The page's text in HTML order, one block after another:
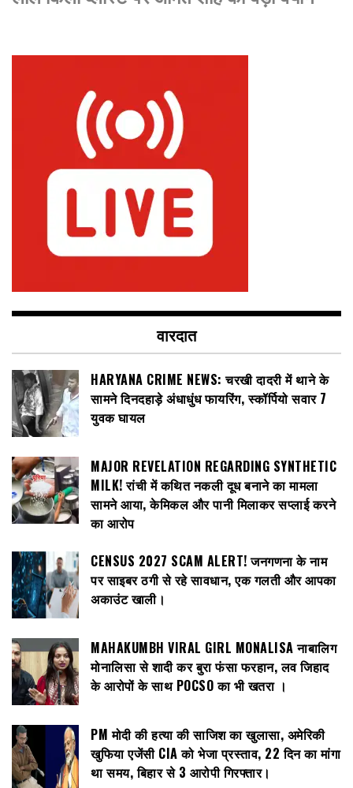
वारदात
HARYANA CRIME NEWS: चरखी दादरी में थाने के
सामने दिनदहाड़े अंधाधुंध फायरिंग, स्कॉर्पियो सवार 7
युवक घायल
MAJOR REVELATION REGARDING SYNTHETIC
MILK! रांची में कथित नकली दूध बनाने का मामला
सामने आया, केमिकल और पानी मिलाकर सप्लाई करने
का आरोप
CENSUS 2027 SCAM ALERT! जनगणना के नाम
पर साइबर ठगी से रहे सावधान, एक गलती और आपका
अकाउंट खाली।
MAHAKUMBH VIRAL GIRL MONALISA नाबालिग
मोनालिसा से शादी कर बुरा फंसा फरहान, लव जिहाद
के आरोपों के साथ POCSO का भी खतरा ।
PM मोदी की हत्या की साजिश का खुलासा, अमेरिकी
खुफिया एजेंसी CIA को भेजा प्रस्ताव, 22 दिन का मांगा
था समय, बिहार से 3 आरोपी गिरफ्तार।